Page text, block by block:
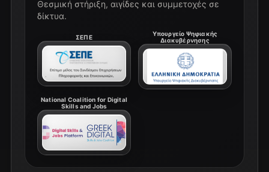
Θεσμική στήριξη, αιγίδες και συμμετοχές σε
δίκτυα.
ΣΕΠΕ
Υπουργείο Ψηφιακής
Διακυβέρνησης
National Coalition for Digital
Skills and Jobs